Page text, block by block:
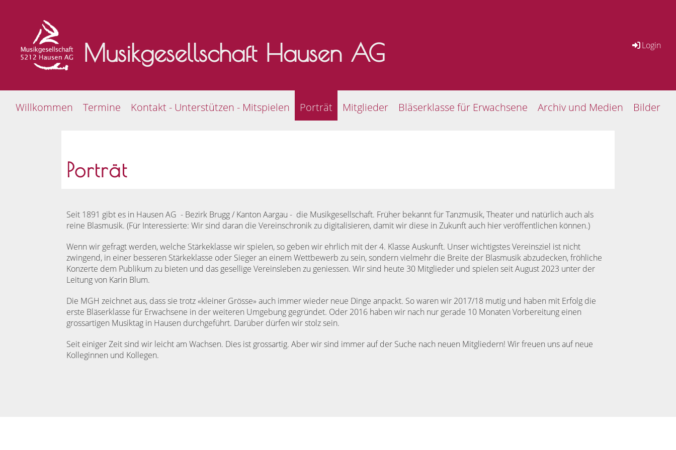
Musikgesellschaft Hausen AG Login
Willkommen Termine Kontakt - Unterstützen - Mitspielen Porträt Mitglieder Bläserklasse für Erwachsene Archiv und Medien Bilder
Porträt
Seit 1891 gibt es in Hausen AG - Bezirk Brugg / Kanton Aargau - die Musikgesellschaft. Früher bekannt für Tanzmusik, Theater und natürlich auch als
reine Blasmusik. (Für Interessierte: Wir sind daran die Vereinschronik zu digitalisieren, damit wir diese in Zukunft auch hier veröffentlichen können.)
Wenn wir gefragt werden, welche Stärkeklasse wir spielen, so geben wir ehrlich mit der 4. Klasse Auskunft. Unser wichtigstes Vereinsziel ist nicht
zwingend, in einer besseren Stärkeklasse oder Sieger an einem Wettbewerb zu sein, sondern vielmehr die Breite der Blasmusik abzudecken, fröhliche
Konzerte dem Publikum zu bieten und das gesellige Vereinsleben zu geniessen. Wir sind heute 30 Mitglieder und spielen seit August 2023 unter der
Leitung von Karin Blum.
Die MGH zeichnet aus, dass sie trotz «kleiner Grösse» auch immer wieder neue Dinge anpackt. So waren wir 2017/18 mutig und haben mit Erfolg die
erste Bläserklasse für Erwachsene in der weiteren Umgebung gegründet. Oder 2016 haben wir nach nur gerade 10 Monaten Vorbereitung einen
grossartigen Musiktag in Hausen durchgeführt. Darüber dürfen wir stolz sein.
Seit einiger Zeit sind wir leicht am Wachsen. Dies ist grossartig. Aber wir sind immer auf der Suche nach neuen Mitgliedern! Wir freuen uns auf neue
Kolleginnen und Kollegen.